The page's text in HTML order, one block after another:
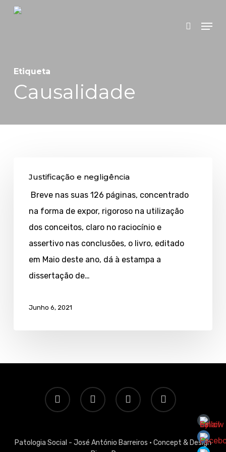
Skip
search
Menu
Etiqueta
Causalidade
negligência
Justificação e negligência
Breve nas suas 126 páginas, concentrado
na forma de expor, rigoroso na utilização
dos conceitos, claro no raciocínio e
assertivo nas conclusões, o livro, editado
em Maio deste ano, dá à estampa a
dissertação de…
Junho 6, 2021
twitter facebook linkedin email
Patologia Social - José António Barreiros · Concept & Design